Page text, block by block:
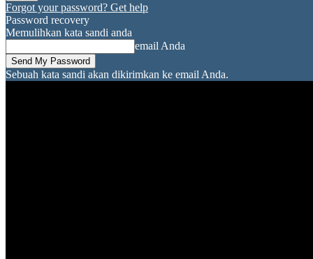
Forgot your password? Get help
Password recovery
Memulihkan kata sandi anda
email Anda
Sebuah kata sandi akan dikirimkan ke email Anda.